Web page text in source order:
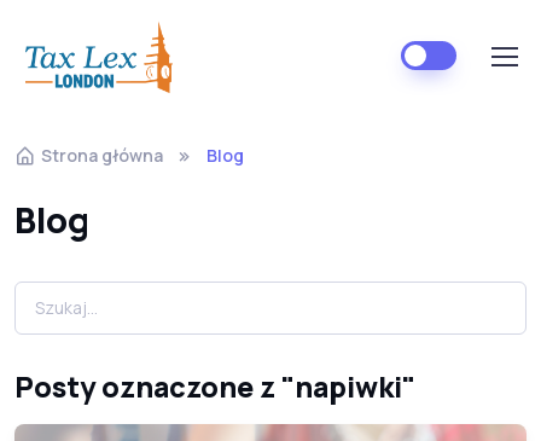
Strona główna Blog
Blog
Posty oznaczone z "napiwki"